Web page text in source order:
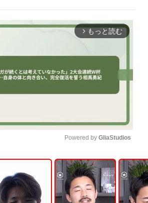
arrow_forward_ios もっと読む
U
n
m
u
t
Powered by GliaStudios